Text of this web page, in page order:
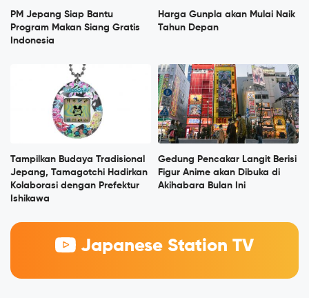
PM Jepang Siap Bantu
Program Makan Siang Gratis
Indonesia
Harga Gunpla akan Mulai Naik
Tahun Depan
Tampilkan Budaya Tradisional
Jepang, Tamagotchi Hadirkan
Kolaborasi dengan Prefektur
Ishikawa
Gedung Pencakar Langit Berisi
Figur Anime akan Dibuka di
Akihabara Bulan Ini
Japanese Station TV